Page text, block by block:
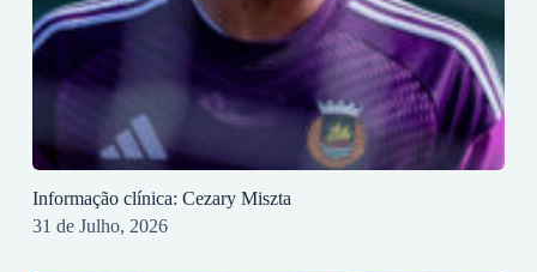
Informação clínica: Cezary Miszta
31 de Julho, 2026